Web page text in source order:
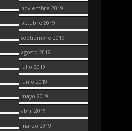
noviembre 2019
octubre 2019
septiembre 2019
agosto 2019
julio 2019
junio 2019
mayo 2019
abril 2019
marzo 2019